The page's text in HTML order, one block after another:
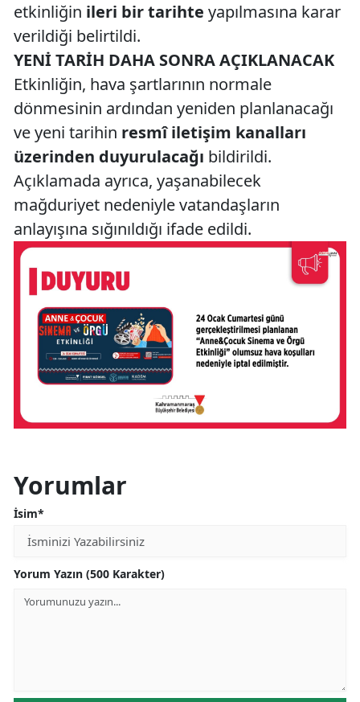
etkinliğin ileri bir tarihte yapılmasına karar
verildiği belirtildi.
YENİ TARİH DAHA SONRA AÇIKLANACAK
Etkinliğin, hava şartlarının normale
dönmesinin ardından yeniden planlanacağı
ve yeni tarihin resmî iletişim kanalları
üzerinden duyurulacağı bildirildi.
Açıklamada ayrıca, yaşanabilecek
mağduriyet nedeniyle vatandaşların
anlayışına sığınıldığı ifade edildi.
Yorumlar
İsim*
Yorum Yazın (500 Karakter)